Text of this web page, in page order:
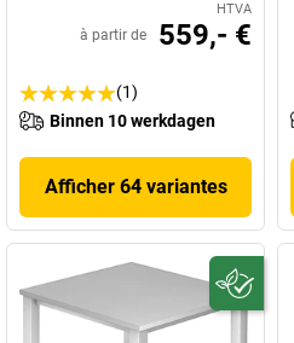
HTVA
à partir de 559,- €
(1)
Binnen 10 werkdagen
Afficher 64 variantes